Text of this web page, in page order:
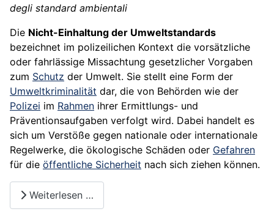
degli standard ambientali
Die Nicht-Einhaltung der Umweltstandards
bezeichnet im polizeilichen Kontext die vorsätzliche
oder fahrlässige Missachtung gesetzlicher Vorgaben
zum Schutz der Umwelt. Sie stellt eine Form der
Umweltkriminalität dar, die von Behörden wie der
Polizei im Rahmen ihrer Ermittlungs- und
Präventionsaufgaben verfolgt wird. Dabei handelt es
sich um Verstöße gegen nationale oder internationale
Regelwerke, die ökologische Schäden oder Gefahren
für die öffentliche Sicherheit nach sich ziehen können.
Weiterlesen …